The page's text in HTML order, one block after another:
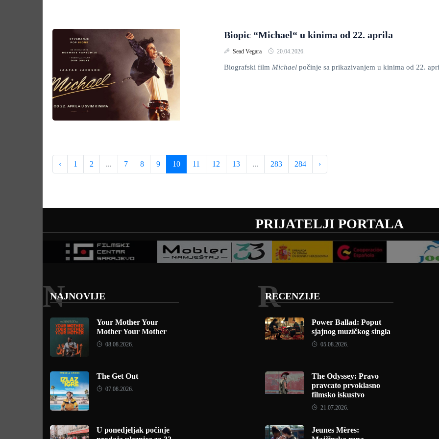
Biopic “Michael“ u kinima od 22. aprila
Sead Vegara 20.04.2026.
Biografski film Michael počinje sa prikazivanjem u kinima od 22.
‹ 1 2 ... 7 8 9 10 11 12 13 ... 283 284 ›
PRIJATELJI PORTALA
NAJNOVIJE
N
Your Mother Your
Mother Your Mother
08.08.2026.
The Get Out
07.08.2026.
U ponedjeljak počinje
RECENZIJE
R
Power Ballad: Poput
sjajnog muzičkog singla
05.08.2026.
The Odyssey: Pravo
pravcato prvoklasno
filmsko iskustvo
21.07.2026.
Jeunes Mères: